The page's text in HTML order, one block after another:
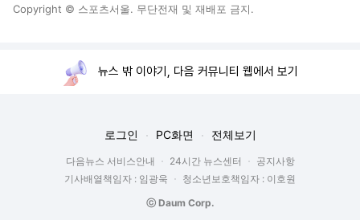
Copyright © 스포츠서울. 무단전재 및 재배포 금지.
뉴스 밖 이야기, 다음 커뮤니티 웹에서 보기
로그인 PC화면 전체보기
다음뉴스 서비스안내 24시간 뉴스센터
공지사항
기사배열책임자 : 임광욱
청소년보호책임자 : 이호원
ⓒ Daum Corp.